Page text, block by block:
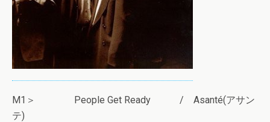
M1＞ People Get Ready / Asanté(アサン
テ)